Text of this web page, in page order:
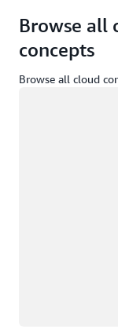
Browse all
concepts
Browse all cloud